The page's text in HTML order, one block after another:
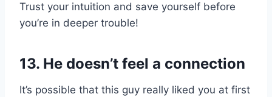
Trust your intuition and save yourself before
you’re in deeper trouble!
13. He doesn’t feel a connection
It’s possible that this guy really liked you at first